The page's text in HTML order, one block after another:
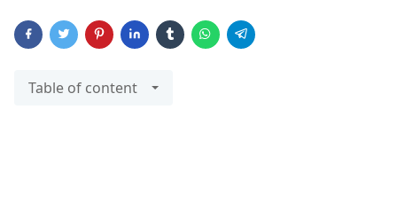
Table of content